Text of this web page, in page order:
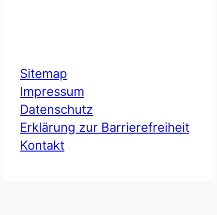
Sitemap
Impressum
Datenschutz
Erklärung zur Barrierefreiheit
Kontakt